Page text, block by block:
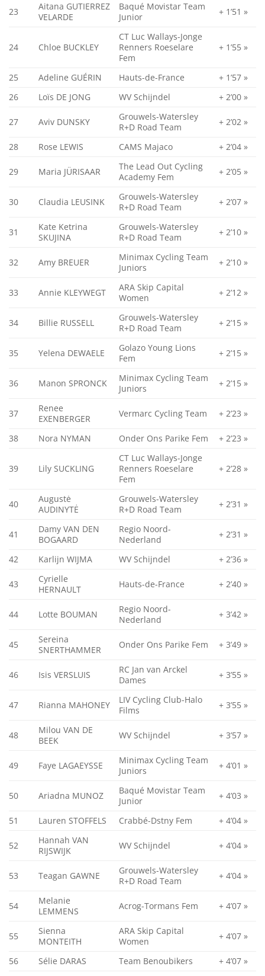
23
Aitana GUTIERREZ
VELARDE
Baqué Movistar Team
Junior
+ 1’51 »
24 Chloe BUCKLEY
CT Luc Wallays-Jonge
Renners Roeselare
Fem
+ 1’55 »
25 Adeline GUÉRIN Hauts-de-France
+ 1’57 »
26
Loïs DE JONG WV Schijndel + 2’00 »
27 Aviv DUNSKY
Grouwels-Watersley
R+D Road Team
+ 2’02 »
28 Rose LEWIS CAMS Majaco + 2’04 »
29 Maria JÜRISAAR
The Lead Out Cycling
Academy Fem
+ 2’05 »
30 Claudia LEUSINK
Grouwels-Watersley
R+D Road Team
+ 2’07 »
31
Kate Ketrina
SKUJINA
Grouwels-Watersley
R+D Road Team
+ 2’10 »
32 Amy BREUER
Minimax Cycling Team
Juniors
+ 2’10 »
33 Annie KLEYWEGT
ARA Skip Capital
Women
+ 2’12 »
34 Billie RUSSELL
Grouwels-Watersley
R+D Road Team
+ 2’15 »
35 Yelena DEWAELE
Golazo Young Lions
Fem
+ 2’15 »
36 Manon SPRONCK
Minimax Cycling Team
Juniors
+ 2’15 »
37
Renee
EXENBERGER
Vermarc Cycling Team + 2’23 »
38 Nora NYMAN Onder Ons Parike Fem + 2’23 »
39 Lily SUCKLING
CT Luc Wallays-Jonge
Renners Roeselare
Fem
+ 2’28 »
40
Augustė
AUDINYTĖ
Grouwels-Watersley
R+D Road Team
+ 2’31 »
41
Damy VAN DEN
BOGAARD
Regio Noord-
Nederland
+ 2’31 »
42 Karlijn WIJMA WV Schijndel + 2’36 »
43
Cyrielle
HERNAULT
Hauts-de-France + 2’40 »
44 Lotte BOUMAN
Regio Noord-
Nederland
+ 3’42 »
45
Sereina
SNERTHAMMER
Onder Ons Parike Fem + 3’49 »
46 Isis VERSLUIS
RC Jan van Arckel
Dames
+ 3’55 »
47 Rianna MAHONEY
LIV Cycling Club-Halo
Films
+ 3’55 »
48
Milou VAN DE
BEEK
WV Schijndel + 3’57 »
49 Faye LAGAEYSSE
Minimax Cycling Team
Juniors
+ 4’01 »
50 Ariadna MUNOZ
Baqué Movistar Team
Junior
+ 4’03 »
51 Lauren STOFFELS Crabbé-Dstny Fem + 4’04 »
52
Hannah VAN
RIJSWIJK
WV Schijndel + 4’04 »
53 Teagan GAWNE
Grouwels-Watersley
R+D Road Team
+ 4’04 »
54
Melanie
LEMMENS
Acrog-Tormans Fem + 4’07 »
55
Sienna
MONTEITH
ARA Skip Capital
Women
+ 4’07 »
56 Sélie DARAS Team Benoubikers
+ 4’07 »